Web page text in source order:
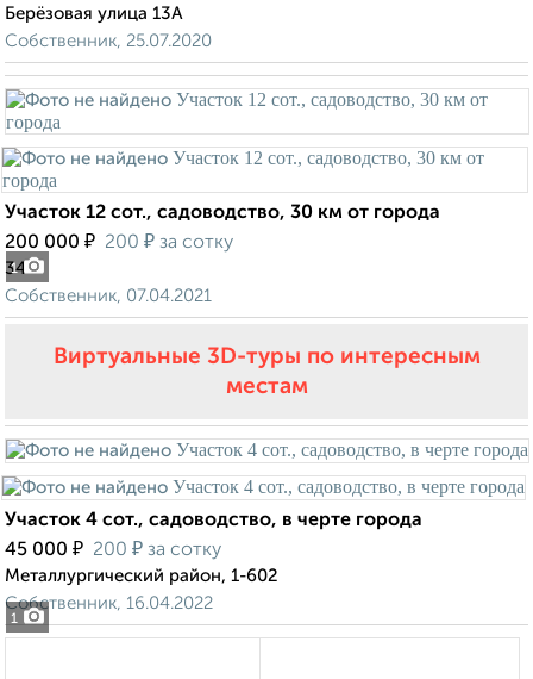
Берёзовая улица 13А
Собственник, 25.07.2020
1
Участок 12 сот., садоводство, 30 км от города
200 000 ₽ 200 ₽ за сотку
34
Собственник, 07.04.2021
Виртуальные 3D-туры по интересным
местам
1
Участок 4 сот., садоводство, в черте города
45 000 ₽ 200 ₽ за сотку
Металлургический район, 1-602
Собственник, 16.04.2022